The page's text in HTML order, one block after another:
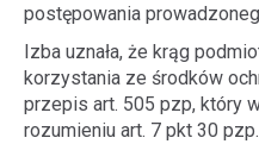
postępowania
Izba uznała, że krąg
korzystania ze środków
przepis art. 505 pzp, który
rozumieniu art. 7 pkt 30